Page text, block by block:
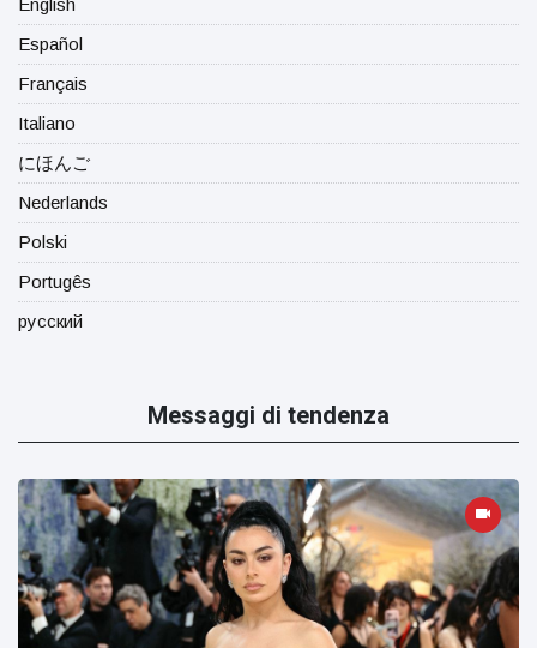
English
Español
Français
Italiano
にほんご
Nederlands
Polski
Portugês
русский
Messaggi di tendenza